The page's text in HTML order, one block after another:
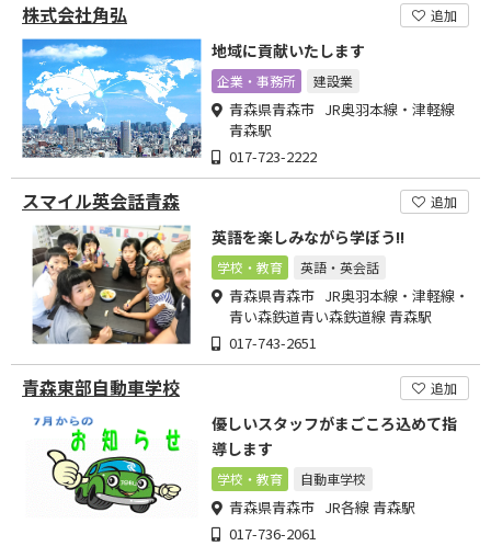
株式会社角弘 追加
地域に貢献いたします
企業・事務所 建設業
青森県青森市 JR奥羽本線・津軽線
青森駅
017-723-2222
スマイル英会話青森 追加
英語を楽しみながら学ぼう!!
学校・教育 英語・英会話
青森県青森市 JR奥羽本線・津軽線・
青い森鉄道青い森鉄道線 青森駅
017-743-2651
青森東部自動車学校 追加
優しいスタッフがまごころ込めて指
導します
学校・教育 自動車学校
青森県青森市 JR各線 青森駅
017-736-2061